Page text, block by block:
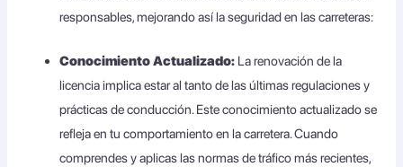
responsables, mejorando así la seguridad en las carreteras:
Conocimiento Actualizado: La renovación de la
licencia implica estar al tanto de las últimas regulaciones y
prácticas de conducción. Este conocimiento actualizado se
refleja en tu comportamiento en la carretera. Cuando
comprendes y aplicas las normas de tráfico más recientes,